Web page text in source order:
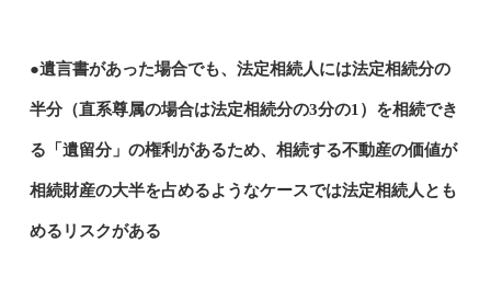
●遺言書があった場合でも、法定相続人には法定相続分の
半分（直系尊属の場合は法定相続分の3分の1）を相続でき
る「遺留分」の権利があるため、相続する不動産の価値が
相続財産の大半を占めるようなケースでは法定相続人とも
めるリスクがある